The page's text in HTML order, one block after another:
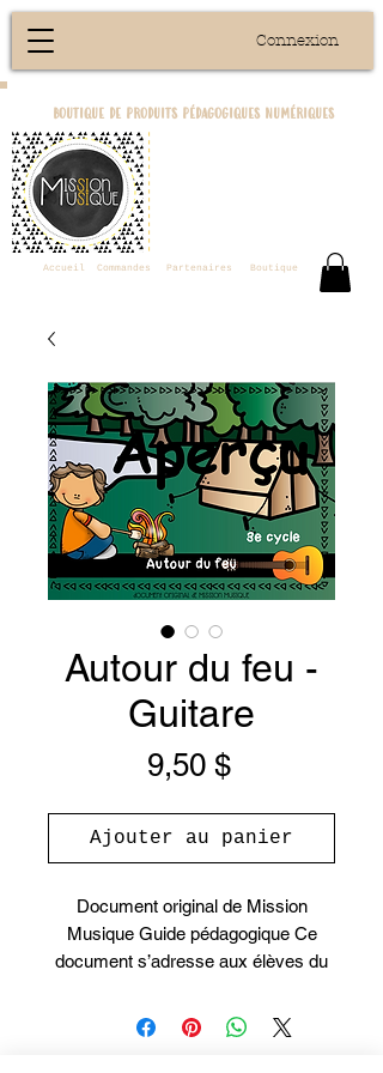
Connexion
boutique de produits pédagogiques numériques
Accueil Commandes Partenaires Boutique
Autour du feu -
Guitare
9,50 $Prix
Ajouter au panier
Document original de Mission
Musique Guide pédagogique Ce
document s’adresse aux élèves du
faire cette activité aux mois de mai